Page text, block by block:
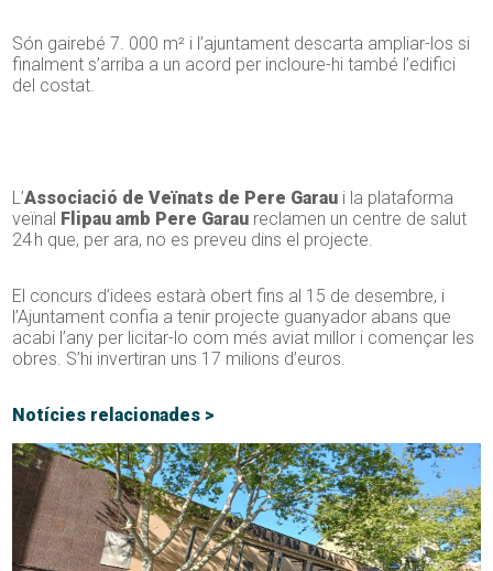
Són gairebé 7. 000 m² i l’ajuntament descarta ampliar-los si
finalment s’arriba a un acord per incloure-hi també l’edifici
del costat.
L’Associació de Veïnats de Pere Garau i la plataforma
veïnal Flipau amb Pere Garau reclamen un centre de salut
24 h que, per ara, no es preveu dins el projecte.
El concurs d’idees estarà obert fins al 15 de desembre, i
l’Ajuntament confia a tenir projecte guanyador abans que
acabi l’any per licitar-lo com més aviat millor i començar les
obres. S’hi invertiran uns 17 milions d’euros.
Notícies relacionades >